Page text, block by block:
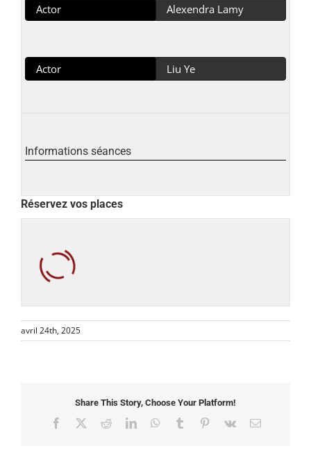
Actor Alexendra Lamy
Actor Liu Ye
Informations séances
Réservez vos places
avril 24th, 2025
Share This Story, Choose Your Platform!
Facebook RedditLinkedInWhatsApp
Tumblr Pinterest
Vk Email